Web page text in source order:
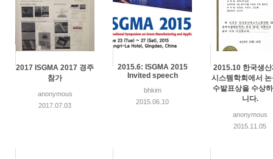
2017 ISGMA 2017 경주
참가
anonymous
2017.07.03
2015.6: ISGMA 2015
Invited speech
bhkim
2015.06.10
2015.10 한국생
시스템학회에서
수발표상을 수상
니다.
anonymous
2015.11.05